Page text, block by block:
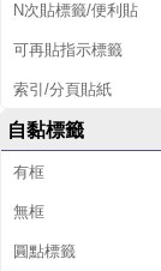
N次貼標籤/便利貼
可再貼指示標籤
索引/分頁貼紙
自黏標籤
有框
無框
圓點標籤